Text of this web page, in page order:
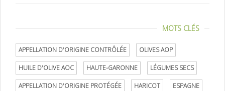
MOTS CLÉS
APPELLATION D'ORIGINE CONTRÔLÉE OLIVES AOP
HUILE D'OLIVE AOC HAUTE-GARONNE LÉGUMES SECS
APPELLATION D'ORIGINE PROTÉGÉE HARICOT ESPAGNE